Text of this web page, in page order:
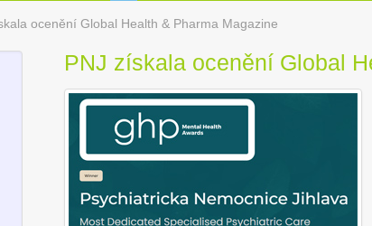
ocenění Global Health & Pharma Magazine
PNJ získala ocenění Global